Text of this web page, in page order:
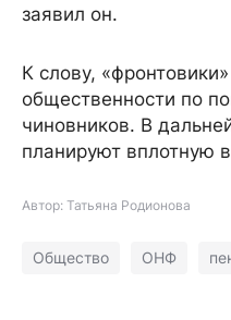
заявил он.
К слову,
общественности по
чиновников. В
планируют вплотную
Автор: Татьяна Родионова
Общество ОНФ